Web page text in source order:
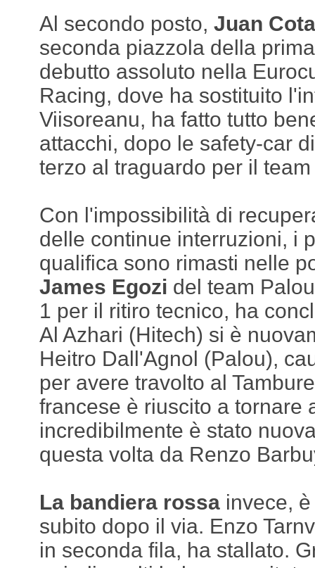
Al secondo posto, Juan
seconda piazzola della
debutto assoluto nella
Racing, dove ha sostituito
Viisoreanu, ha fatto tutto
attacchi, dopo le safety-car
terzo al traguardo per il
Con l'impossibilità di
delle continue interruzioni, i
qualifica sono rimasti nelle
James Egozi del team
1 per il ritiro tecnico, ha
Al Azhari (Hitech) si è
Heitro Dall'Agnol (Palou),
per avere travolto al
francese è riuscito a tornare
incredibilmente è stato
questa volta da Renzo
La bandiera rossa invece,
subito dopo il via. Enzo
in seconda fila, ha stallato.